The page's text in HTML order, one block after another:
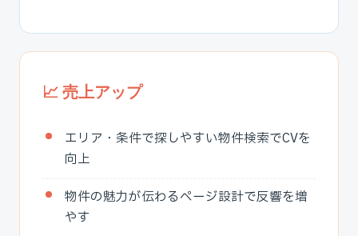
📈 売上アップ
エリア・条件で探しやすい物件検索でCVを
向上
物件の魅力が伝わるページ設計で反響を増
やす